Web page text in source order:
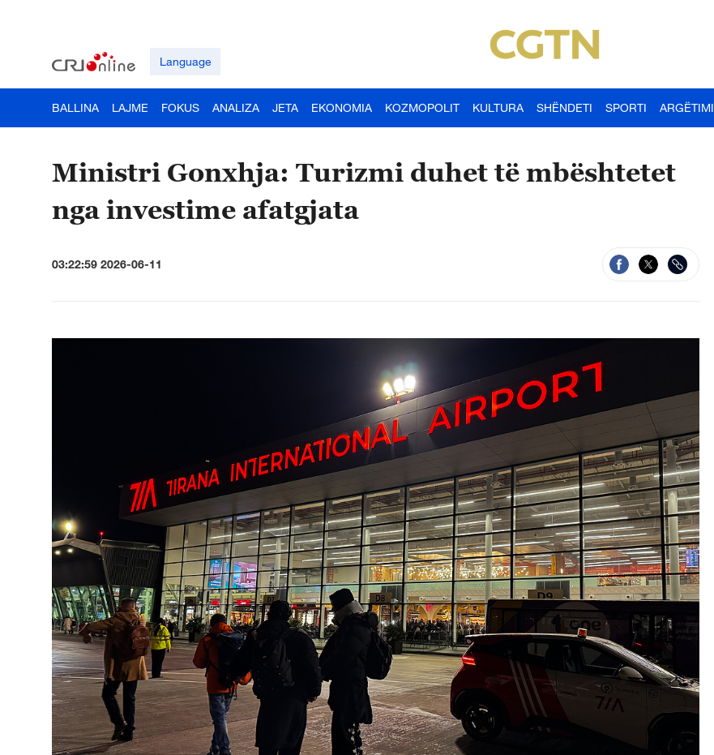
Language
BALLINA LAJME FOKUS ANALIZA JETA EKONOMIA KOZMOPOLIT KULTURA SHËNDETI SPORTI ARGËTIMI
Ministri Gonxhja: Turizmi duhet të mbështetet
nga investime afatgjata
03:22:59 2026-06-11